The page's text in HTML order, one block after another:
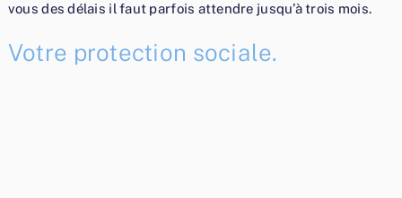
vous des délais il faut parfois attendre jusqu’à trois mois.
Votre protection sociale.